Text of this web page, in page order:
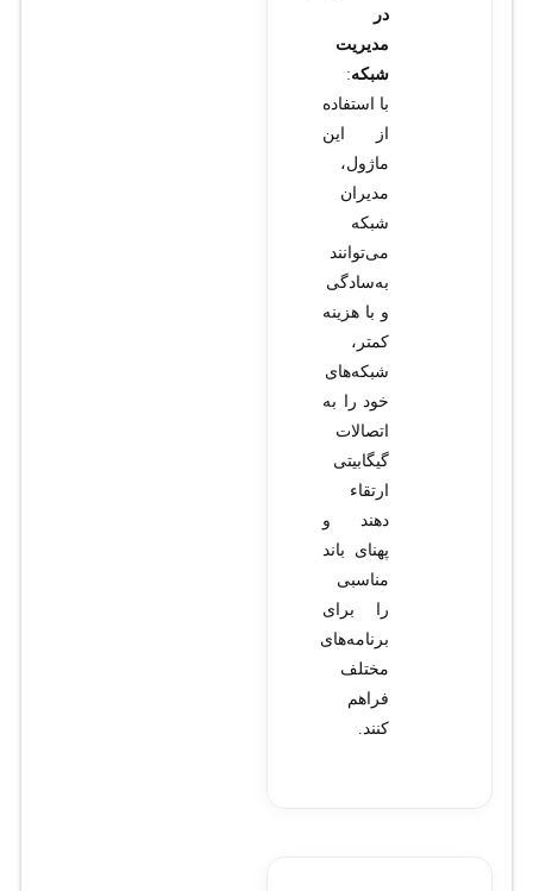
در
مدیریت
شبکه:
با استفاده
از این
ماژول،
مدیران
شبکه
می‌توانند
به‌سادگی
و با هزینه
کمتر،
شبکه‌های
خود را به
اتصالات
گیگابیتی
ارتقاء
دهند و
پهنای باند
مناسبی
را برای
برنامه‌های
مختلف
فراهم
کنند.